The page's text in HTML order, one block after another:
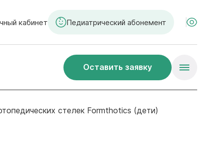
кабинет Педиатрический абонемент
Оставить заявку
стелек Formthotics (дети)